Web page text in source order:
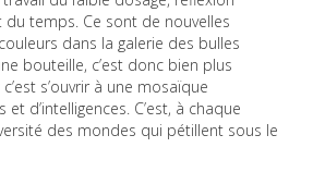
temps. Ce sont de nouvelles
dans la galerie des bulles
bouteille, c’est donc bien plus
s’ouvrir à une mosaïque
et d’intelligences. C’est, à chaque
des mondes qui pétillent sous le